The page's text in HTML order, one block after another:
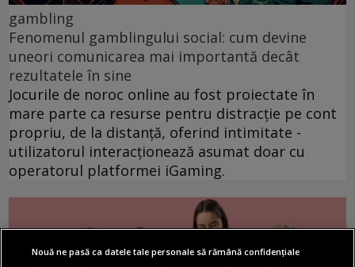
gambling
Fenomenul gamblingului social: cum devine
uneori comunicarea mai importantă decât
rezultatele în sine
Jocurile de noroc online au fost proiectate în
mare parte ca resurse pentru distracție pe cont
propriu, de la distanță, oferind intimitate -
utilizatorul interacționează asumat doar cu
operatorul platformei iGaming.
Nouă ne pasă ca datele tale personale să rămână confidențiale